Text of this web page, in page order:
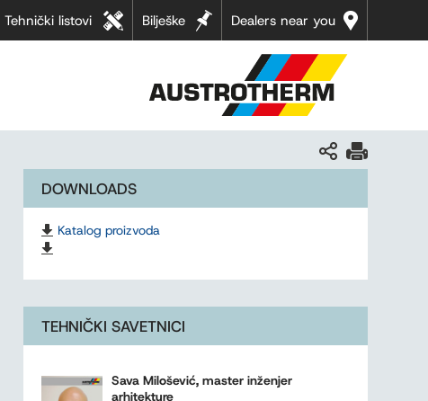
Dealers near you
Bilješke
Tehnički listovi
DOWNLOADS
Katalog proizvoda
TEHNIČKI SAVETNICI
Sava Milošević, master inženjer
arhitekture